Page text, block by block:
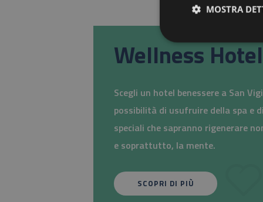
Wellness Hotel
Scegli un hotel benessere a San
possibilità di usufruire della spa e
speciali che sapranno rigenerare
e soprattutto, la mente.
SCOPRI DI PIÙ
MOSTRA